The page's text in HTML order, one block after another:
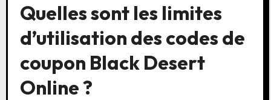
Quelles sont les limites
d’utilisation des codes de
coupon Black Desert
Online ?